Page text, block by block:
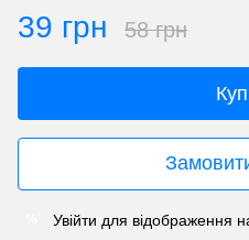
39 грн 58 грн
Увійти для відображення